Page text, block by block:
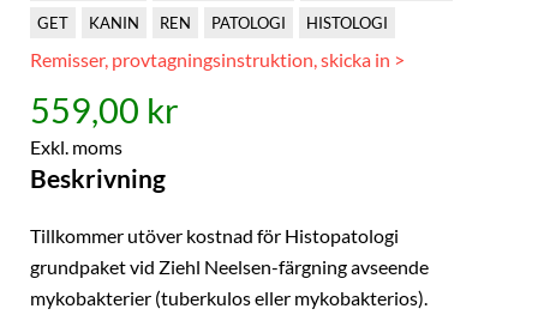
GET
KANIN REN PATOLOGI HISTOLOGI
Remisser, provtagningsinstruktion, skicka in >
559,00 kr
Exkl. moms
Beskrivning
Tillkommer utöver kostnad för Histopatologi
grundpaket vid Ziehl Neelsen-färgning avseende
mykobakterier (tuberkulos eller mykobakterios).